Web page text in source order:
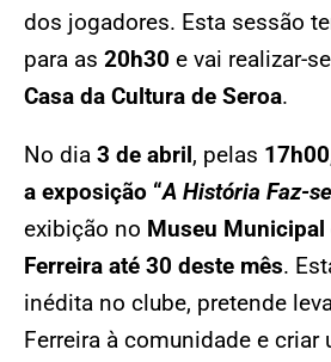
dos jogadores. Esta sessão
para as 20h30 e vai realizar-
Casa da Cultura de Seroa.
No dia 3 de abril, pelas 17h00
a exposição “A História Faz-
exibição no Museu Municipal
Ferreira até 30 deste mês.
inédita no clube, pretende
Ferreira à comunidade e criar